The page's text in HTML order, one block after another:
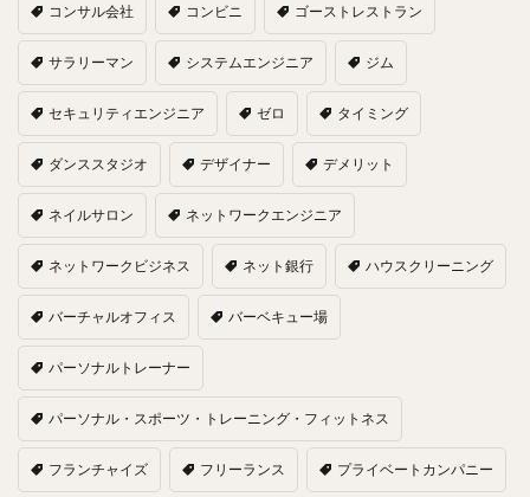
コンサル会社 コンビニ ゴーストレストラン
サラリーマン システムエンジニア ジム
セキュリティエンジニア ゼロ タイミング
ダンススタジオ デザイナー デメリット
ネイルサロン ネットワークエンジニア
ネットワークビジネス ネット銀行 ハウスクリーニング
バーチャルオフィス バーベキュー場
パーソナルトレーナー
パーソナル・スポーツ・トレーニング・フィットネス
フランチャイズ フリーランス プライベートカンパニー